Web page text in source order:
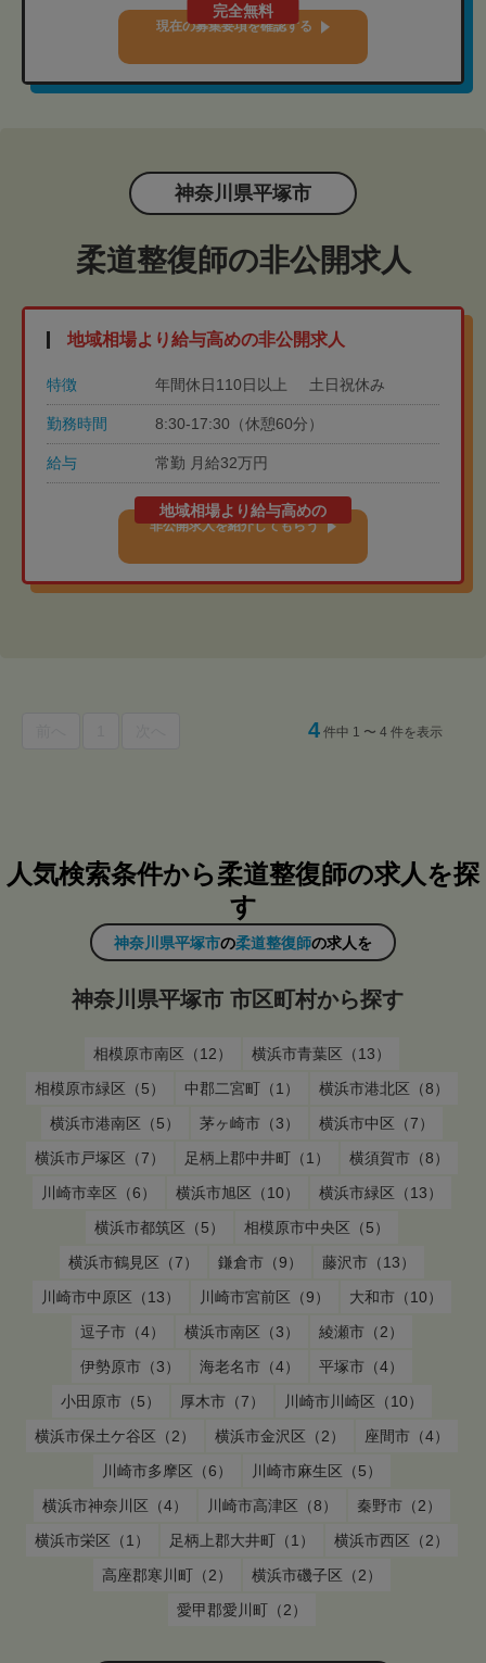
完全無料
現在の募集要項を確認する
神奈川県平塚市
柔道整復師の非公開求人
地域相場より給与高めの非公開求人
特徴 年間休日110日以上 土日祝休み
勤務時間 8:30-17:30（休憩60分）
給与 常勤 月給32万円
地域相場より給与高めの
非公開求人を紹介してもらう
4 件中 1 〜 4 件を表示
人気検索条件から柔道整復師の求人を探
す
神奈川県平塚市の柔道整復師の求人を
神奈川県平塚市 市区町村から探す
相模原市南区（12）
横浜市青葉区（13）
相模原市緑区（5）
中郡二宮町（1）
横浜市港北区（8）
横浜市港南区（5）
茅ヶ崎市（3）
横浜市中区（7）
横浜市戸塚区（7）
足柄上郡中井町（1）
横須賀市（8）
川崎市幸区（6）
横浜市旭区（10）
横浜市緑区（13）
横浜市都筑区（5）
相模原市中央区（5）
横浜市鶴見区（7）
鎌倉市（9）
藤沢市（13）
川崎市中原区（13）
川崎市宮前区（9）
大和市（10）
逗子市（4）
横浜市南区（3）
綾瀬市（2）
伊勢原市（3）
海老名市（4）
平塚市（4）
小田原市（5）
厚木市（7）
川崎市川崎区（10）
横浜市保土ケ谷区（2）
横浜市金沢区（2）
座間市（4）
川崎市多摩区（6）
川崎市麻生区（5）
横浜市神奈川区（4）
川崎市高津区（8）
秦野市（2）
横浜市栄区（1）
足柄上郡大井町（1）
横浜市西区（2）
高座郡寒川町（2）
横浜市磯子区（2）
愛甲郡愛川町（2）